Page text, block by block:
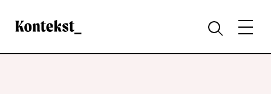
Kontekst
SØKMENY